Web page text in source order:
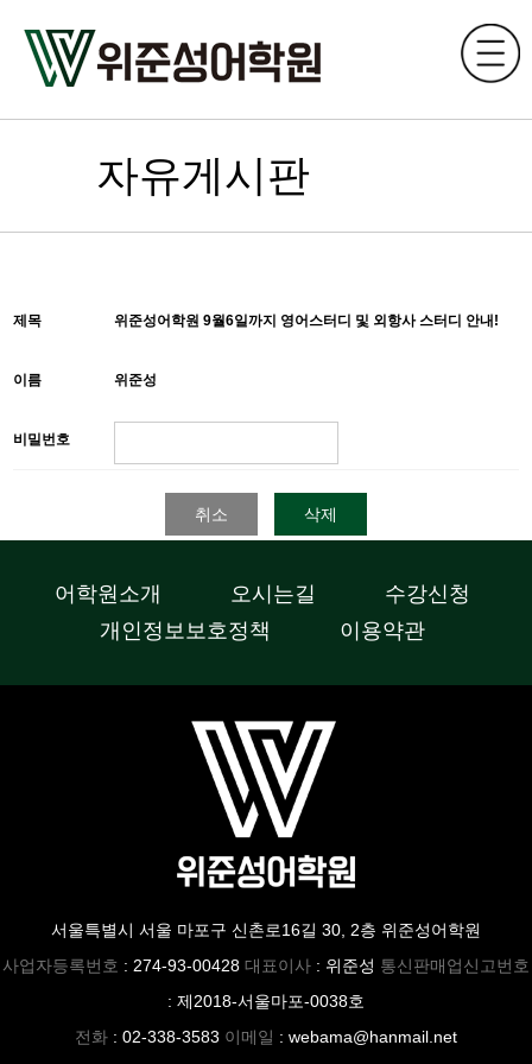
자유게시판
제목 위준성어학원 9월6일까지 영어스터디 및 외항사 스터디 안내!
이름 위준성
비밀번호
취소 삭제
어학원소개 오시는길
수강신청
개인정보보호정책
이용약관
서울특별시 서울 마포구 신촌로16길 30, 2층 위준성어학원
사업자등록번호 : 274-93-00428 대표이사 : 위준성 통신판매업신고번호
: 제2018-서울마포-0038호
전화 : 02-338-3583 이메일 : webama@hanmail.net